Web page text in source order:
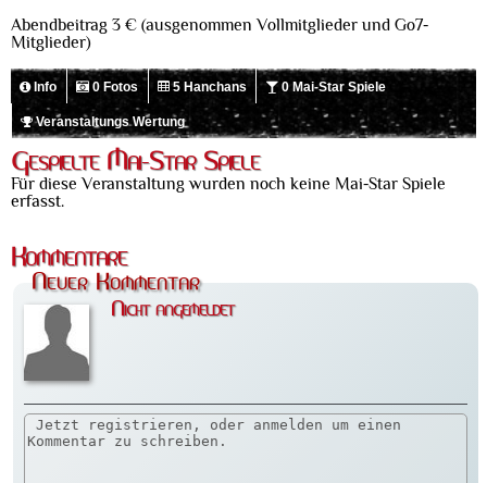
Abendbeitrag 3 € (ausgenommen Vollmitglieder und Go7-
Mitglieder)
Info 0 Fotos 5 Hanchans 0 Mai-Star Spiele
Veranstaltungs Wertung
Gespielte Mai-Star Spiele
Für diese Veranstaltung wurden noch keine Mai-Star Spiele
erfasst.
Kommentare
Neuer Kommentar
Nicht angemeldet